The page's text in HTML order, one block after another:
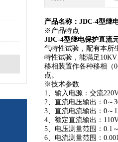
产品名称： JDC-4型继
※产品特点
JDC-4型继电保护直流
气特性试验，配有本所
特性试验，能满足
移相装置作各种移相（
点。
※技术参数
1、输入电源：交流
2、直流电压输出：0～
3、直流电流输出：0～
4、额定直流输出：
5、电压测量范围：0.1
6、电流测量范围：